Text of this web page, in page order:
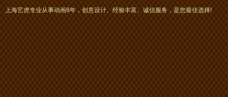
画、mg动画
上海艺虎专业从事动画8年，创意设计、经验丰富、诚信服务，是您最佳选择!